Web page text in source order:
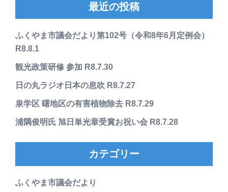
最近の投稿
ふくやま市議会だより第102号（令和8年6月定例会）
R8.8.1
観光政策研修 参加 R8.7.30
日の丸ラジオ日本の息吹 R8.7.27
泉学区 曙地区の有害植物除去 R8.7.29
浦隅俊明氏 旭日単光章受賞お祝い会 R8.7.28
カテゴリー
ふくやま市議会だより